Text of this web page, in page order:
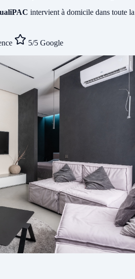
intervient à domicile dans toute
5/5 Google